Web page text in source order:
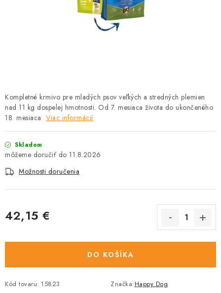
VONKAJŠIE VTÁCTVO
GELOREN KĽBOVÁ VÝŽIVA
CHOVATEĽSKÉ POTREBY
Kontakty Predajňa Útulky Bonusový program
Kompletné krmivo pre mladých psov veľkých a stredných plemien
nad 11 kg dospelej hmotnosti. Od 7. mesiaca života do ukončeného
18. mesiaca Viac informácií
Skladom
11.8.2026
Možnosti doručenia
42,15 €
DO KOŠÍKA
Kód tovaru: 15823 Značka:Happy Dog